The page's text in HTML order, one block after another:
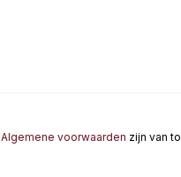
Algemene voorwaarden zijn van